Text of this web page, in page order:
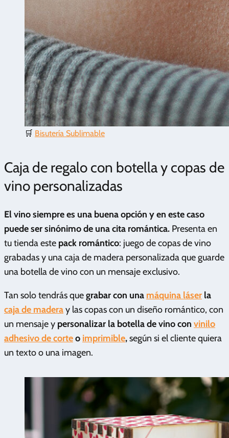
🛒 Bisutería Sublimable
Caja de regalo con botella y copas de
vino personalizadas
El vino siempre es una buena opción y en este caso
puede ser sinónimo de una cita romántica. Presenta en
tu tienda este pack romántico: juego de copas de vino
grabadas y una caja de madera personalizada que guarde
una botella de vino con un mensaje exclusivo.
Tan solo tendrás quegrabar con una máquina láser la
caja de maderay las copas con un diseño romántico, con
un mensaje y personalizar la botella de vino con vinilo
adhesivo de corteo imprimible,según si el cliente quiera
un texto o una imagen.